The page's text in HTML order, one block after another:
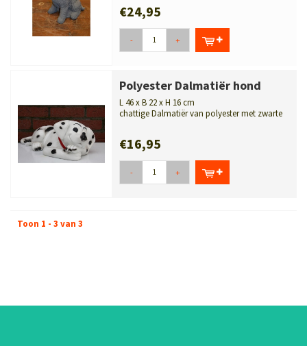
€24,95
- +
Polyester Dalmatiër hond
L 46 x B 22 x H 16 cm
chattige Dalmatiër van polyester met zwarte
€16,95
- +
Toon 1 - 3 van 3